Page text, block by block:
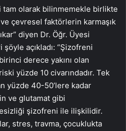
olarak bilinmemekle birlikte
çevresel faktörlerin karmaşık
diyen Dr. Öğr. Üyesi
açıkladı: “Şizofreni
derece yakını olan
yüzde 10 civarındadır. Tek
yüzde 40-50’lere kadar
ve glutamat gibi
şizofreni ile ilişkilidir.
stres, travma, çocuklukta